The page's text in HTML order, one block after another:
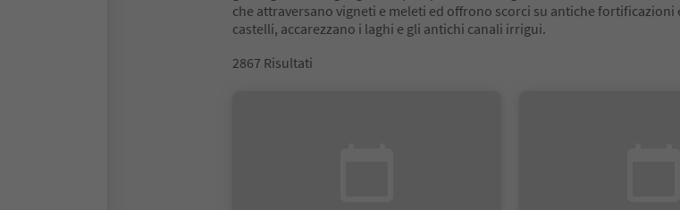
che attraversano vigneti e meleti ed offrono scorci su antiche fortificazioni
castelli, accarezzano i laghi e gli antichi canali irrigui.
2867 Risultati